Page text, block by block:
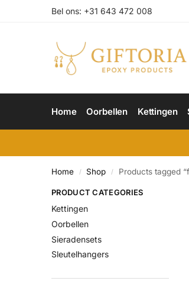
Bel ons: +31 643 472 008
Home Oorbellen Kettingen
Home / Shop / Products tagged
PRODUCT CATEGORIES
Kettingen
Oorbellen
Sieradensets
Sleutelhangers